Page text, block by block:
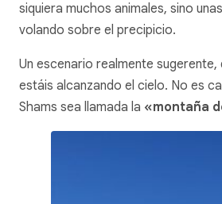
siquiera muchos animales, sino
volando sobre el precipicio.
Un escenario realmente
estáis alcanzando el cielo. No es
Shams sea llamada la «montaña